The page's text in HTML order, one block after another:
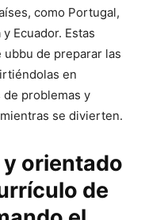
como Portugal,
Ecuador. Estas
ubbu de preparar las
en
problemas y
se divierten.
orientado
de